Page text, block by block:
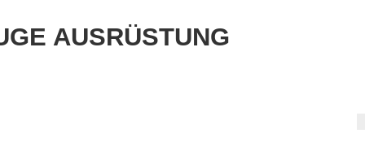
AUSRÜSTUNG